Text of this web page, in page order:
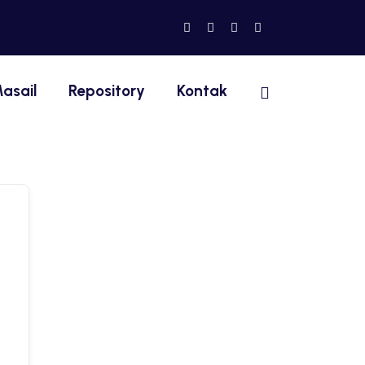
Repository Kontak